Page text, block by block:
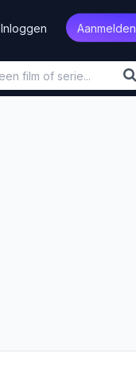
Inloggen Aanmelden